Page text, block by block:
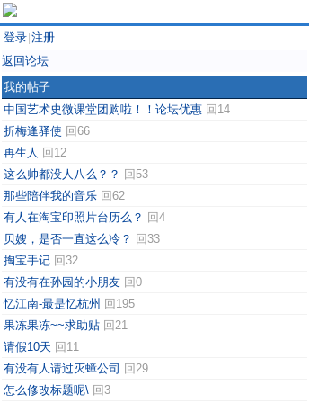
登录 注册
返回论坛
我的帖子
中国艺术史微课堂团购啦！！论坛优惠 回14
折梅逢驿使 回66
再生人 回12
这么帅都没人八么？？ 回53
那些陪伴我的音乐 回62
有人在淘宝印照片台历么？ 回4
贝嫂，是否一直这么冷？ 回33
掏宝手记 回32
有没有在孙园的小朋友 回0
忆江南-最是忆杭州 回195
果冻果冻~~求助贴 回21
请假10天 回11
有没有人请过灭蟑公司 回29
怎么修改标题呢\ 回3